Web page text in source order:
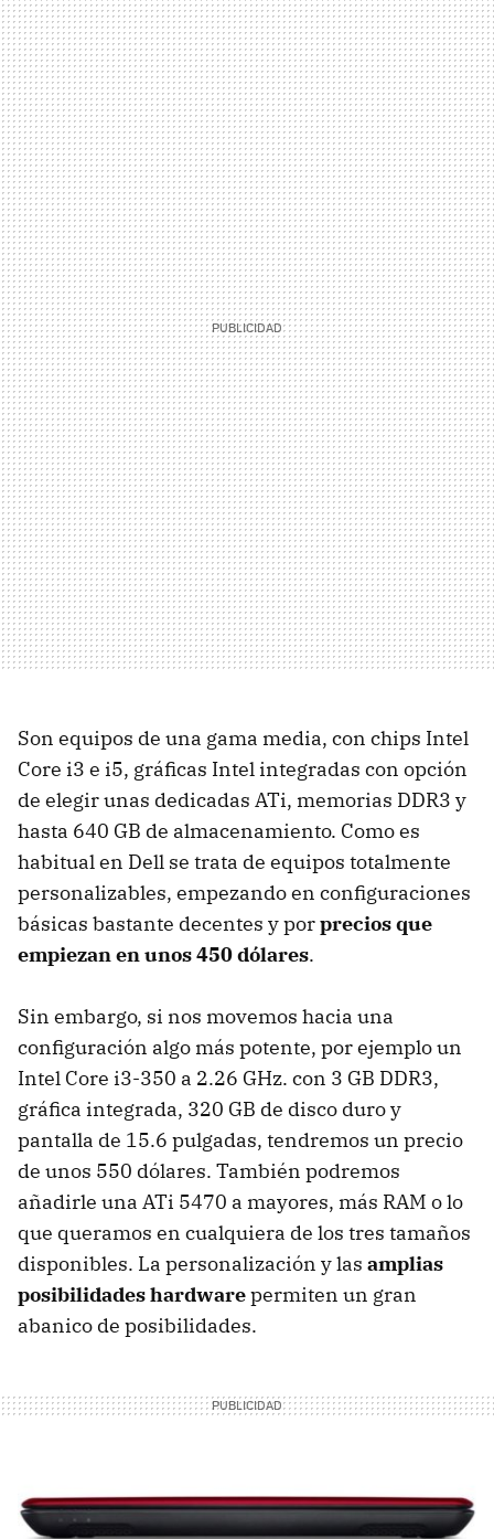
Son equipos de una gama media, con chips Intel
Core i3 e i5, gráficas Intel integradas con opción
de elegir unas dedicadas ATi, memorias DDR3 y
hasta 640 GB de almacenamiento. Como es
habitual en Dell se trata de equipos totalmente
personalizables, empezando en configuraciones
básicas bastante decentes y porprecios que
empiezan en unos 450 dólares.
Sin embargo, si nos movemos hacia una
configuración algo más potente, por ejemplo un
Intel Core i3-350 a 2.26 GHz. con 3 GB DDR3,
gráfica integrada, 320 GB de disco duro y
pantalla de 15.6 pulgadas, tendremos un precio
de unos 550 dólares. También podremos
añadirle una ATi 5470 a mayores, más RAM o lo
que queramos en cualquiera de los tres tamaños
disponibles. La personalización y las amplias
posibilidades hardwarepermiten un gran
abanico de posibilidades.